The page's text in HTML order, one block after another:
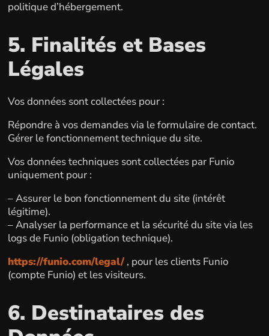
politique d’hébergement.
5. Finalités et Bases
Légales
Vos données sont collectées pour :
Répondre à vos demandes via le formulaire de contact.
Gérer le fonctionnement technique du site.
Vos données techniques sont collectées par Funio
uniquement pour :
– Assurer le bon fonctionnement du site (intérêt
légitime).
– Analyser la performance et la sécurité du site via les
logs de Funio (obligation technique).
https://funio.com/legal/, pour les clients Funio
(compte Funio) et les visiteurs.
6. Destinataires des